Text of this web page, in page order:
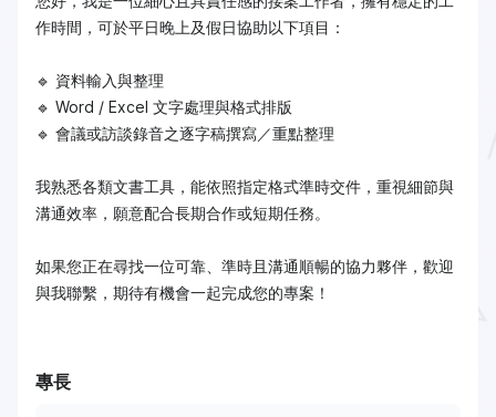
作時間，可於平日晚上及假日協助以下項目：
🔹 資料輸入與整理
🔹 Word / Excel 文字處理與格式排版
🔹 會議或訪談錄音之逐字稿撰寫／重點整理
我熟悉各類文書工具，能依照指定格式準時交件，重視細節與
溝通效率，願意配合長期合作或短期任務。
如果您正在尋找一位可靠、準時且溝通順暢的協力夥伴，歡迎
與我聯繫，期待有機會一起完成您的專案！
專長